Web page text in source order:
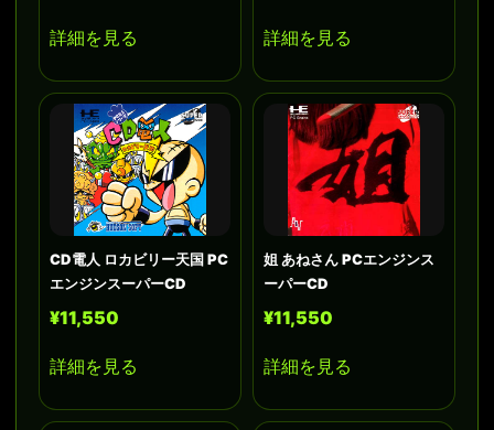
詳細を見る 詳細を見る
CD電人 ロカビリー天国 PC
エンジンスーパーCD
¥11,550
詳細を見る
姐 あねさん PCエンジンス
ーパーCD
¥11,550
詳細を見る